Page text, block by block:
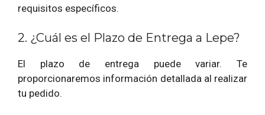
requisitos específicos.
2. ¿Cuál es el Plazo de Entrega a Lepe?
El plazo de entrega puede variar. Te
proporcionaremos información detallada al realizar
tu pedido.